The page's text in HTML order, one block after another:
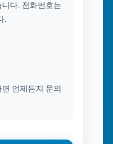
다. 전화번호는
.
언제든지 문의